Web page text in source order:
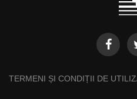
TERMENI ȘI CONDIȚII DE